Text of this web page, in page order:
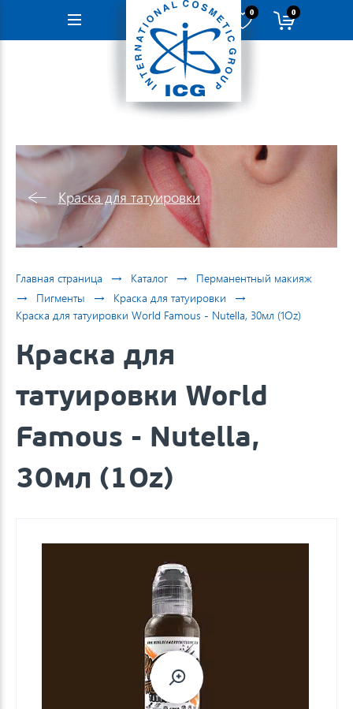
Навигация
0 0
Краска для татуировки
Главная страница → Каталог → Перманентный макияж
→ Пигменты → Краска для татуировки →
Краска для татуировки World Famous - Nutella, 30мл (1Oz)
Краска для
татуировки World
Famous - Nutella,
30мл (1Oz)